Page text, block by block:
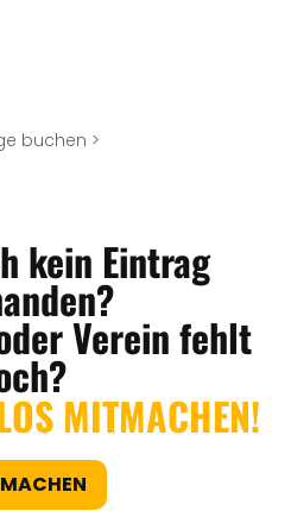
buchen >
kein Eintrag
Verein fehlt
MITMACHEN!